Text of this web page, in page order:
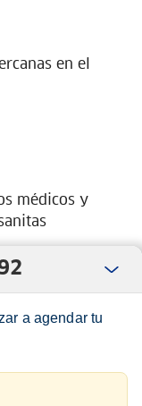
a agendar tu
en el
médicos y